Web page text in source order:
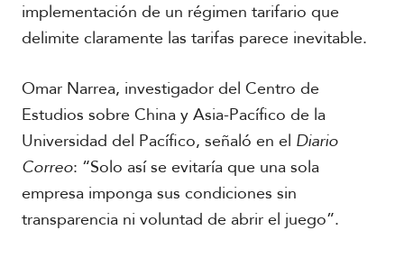
implementación de un régimen tarifario que
delimite claramente las tarifas parece inevitable.
Omar Narrea, investigador del Centro de
Estudios sobre China y Asia-Pacífico de la
Universidad del Pacífico, señaló en el Diario
Correo: “Solo así se evitaría que una sola
empresa imponga sus condiciones sin
transparencia ni voluntad de abrir el juego”.